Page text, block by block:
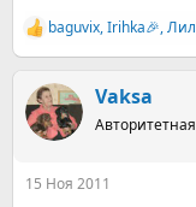
Р
е
к
ц
и
baguvix,Irihka🎉,
Vaksa
15 Ноя 2011